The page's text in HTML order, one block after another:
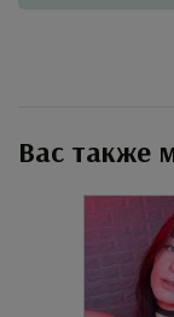
Вас также